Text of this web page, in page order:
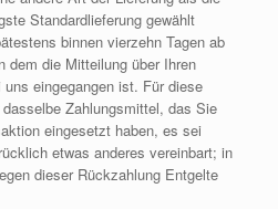
Standardlieferung gewählt
binnen vierzehn Tagen ab
dem die Mitteilung über Ihren
eingegangen ist. Für diese
Zahlungsmittel, das Sie
eingesetzt haben, es sei
etwas anderes vereinbart; in
dieser Rückzahlung Entgelte